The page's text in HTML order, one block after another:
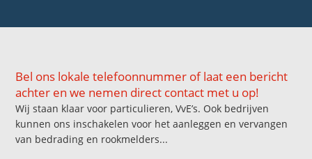
Bel ons lokale telefoonnummer of laat een bericht
achter en we nemen direct contact met u op!
Wij staan klaar voor particulieren, VvE’s. Ook bedrijven
kunnen ons inschakelen voor het aanleggen en vervangen
van bedrading en rookmelders...